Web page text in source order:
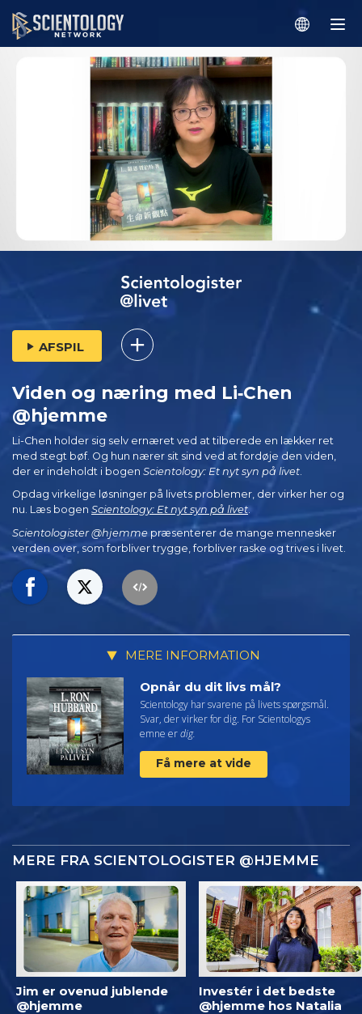
AFSPIL
Viden og næring med Li‑Chen
@hjemme
Li-Chen holder sig selv ernæret ved at tilberede en lækker ret
med stegt bøf. Og hun nærer sit sind ved at fordøje den viden,
der er indeholdt i bogen Scientology: Et nyt syn på livet
Opdag virkelige løsninger på livets problemer, der virker her og
nu. Læs bogen Scientology: Et nyt syn på livet.
Scientologister @hjemme præsenterer de mange mennesker
verden over, som forbliver trygge, forbliver raske og trives i livet.
MERE INFORMATION
Opnår du dit livs mål?
Scientology har svarene på livets spørgsmål.
Svar, der virker for dig. For Scientologys
emne erdig.
Få mere at vide
MERE FRA SCIENTOLOGISTER @HJEMME
Jim er ovenud jublende
@hjemme
Investér i det bedste
@hjemme hos Natalia